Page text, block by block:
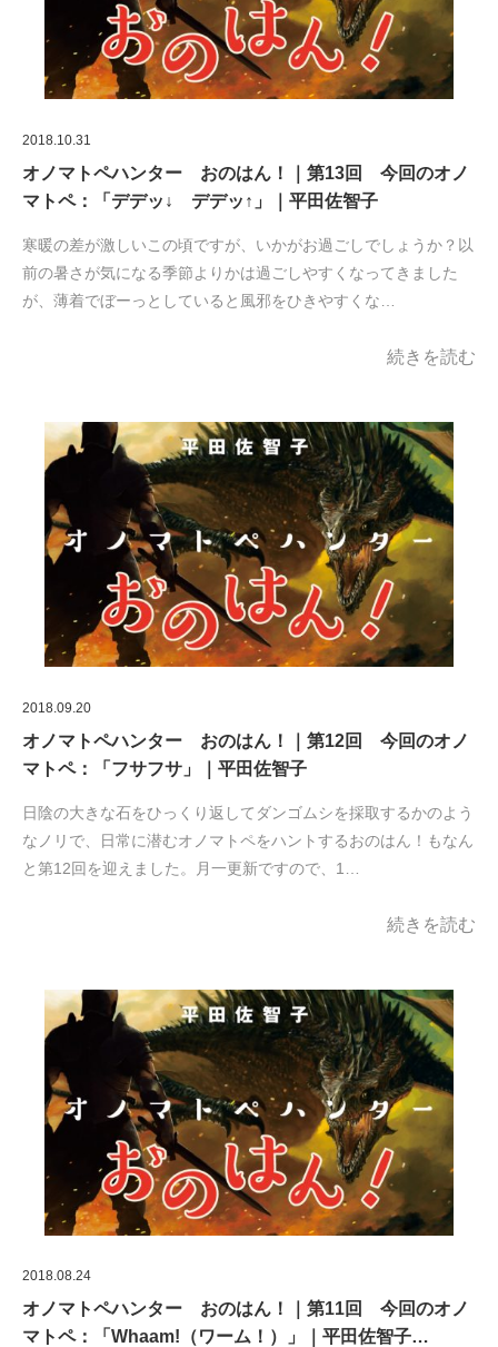
2018.10.31
オノマトペハンター おのはん！｜第13回 今回のオノ
マトペ：「デデッ↓ デデッ↑」｜平田佐智子
寒暖の差が激しいこの頃ですが、いかがお過ごしでしょうか？以
前の暑さが気になる季節よりかは過ごしやすくなってきました
が、薄着でぼーっとしていると風邪をひきやすくな…
続きを読む
2018.09.20
オノマトペハンター おのはん！｜第12回 今回のオノ
マトペ：「フサフサ」｜平田佐智子
日陰の大きな石をひっくり返してダンゴムシを採取するかのよう
なノリで、日常に潜むオノマトペをハントするおのはん！もなん
と第12回を迎えました。月一更新ですので、1…
続きを読む
2018.08.24
オノマトペハンター おのはん！｜第11回 今回のオノ
マトペ：「Whaam!（ワーム！）」｜平田佐智子…